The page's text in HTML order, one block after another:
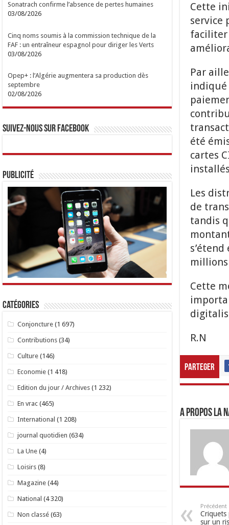
Cette
service
faciliter
Par
indiqué
été
cartes
Les
de
tandis
Cette
R.N
Parteger
A propos LA
Précédent
Criquets
sur un
Sonatrach confirme l’absence de pertes humaines
03/08/2026
Cinq noms soumis à la commission technique de la
FAF : un entraîneur espagnol pour diriger les Verts
03/08/2026
Opep+ : l’Algérie augmentera sa production dès
septembre
02/08/2026
Suivez-nous sur Facebook
Publicité
Catégories
Conjoncture (1 697)
Contributions (34)
Culture (146)
Economie (1 418)
Edition du jour / Archives (1 232)
En vrac (465)
International (1 208)
journal quotidien (634)
La Une (4)
Loisirs (8)
Magazine (44)
National (4 320)
Non classé (63)